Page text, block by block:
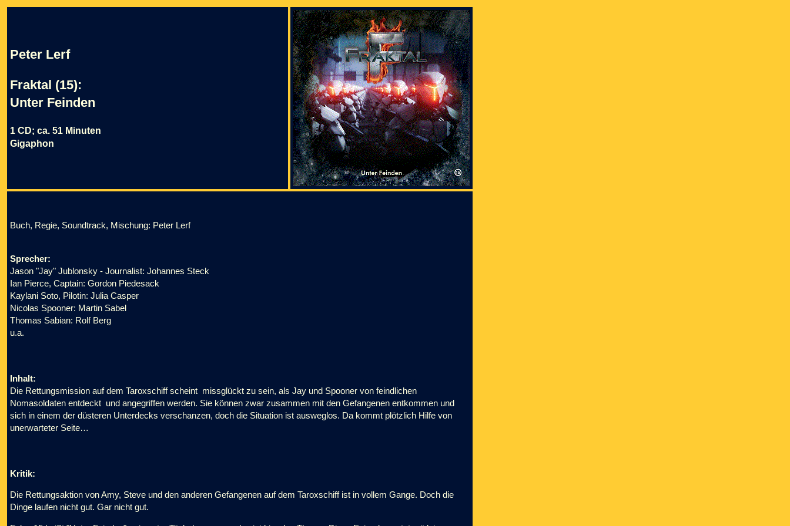
Peter Lerf
Fraktal (15):
Unter Feinden
1 CD; ca. 51 Minuten
Gigaphon
Buch, Regie, Soundtrack, Mischung: Peter Lerf
Sprecher:
Jason "Jay" Jublonsky - Journalist: Johannes Steck
Ian Pierce, Captain: Gordon Piedesack
Kaylani Soto, Pilotin: Julia Casper
Nicolas Spooner: Martin Sabel
Thomas Sabian: Rolf Berg
u.a.
Inhalt:
Die Rettungsmission auf dem Taroxschiff scheint missglückt zu sein, als Jay und Spooner von feindlichen
Nomasoldaten entdeckt und angegriffen werden. Sie können zwar zusammen mit den Gefangenen entkommen und
sich in einem der düsteren Unterdecks verschanzen, doch die Situation ist ausweglos. Da kommt plötzlich Hilfe von
unerwarteter Seite…
Kritik:
Die Rettungsaktion von Amy, Steve und den anderen Gefangenen auf dem Taroxschiff ist in vollem Gange. Doch die
Dinge laufen nicht gut. Gar nicht gut.